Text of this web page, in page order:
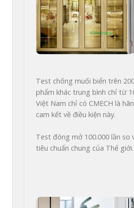
Test chống muối biển trên
phẩm khác trung bình chỉ từ
Việt Nam chỉ có CMECH là
cam kết về điều kiện này.
Test đóng mở 100.000 lần so
tiêu chuẩn chung của Thế giới.